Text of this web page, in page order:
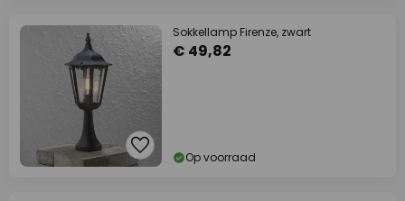
Sokkellamp Firenze, zwart
€ 49,82
Op voorraad